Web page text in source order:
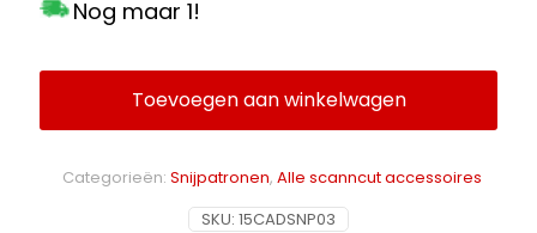
Nog maar 1!
Toevoegen aan winkelwagen
SKU: 15CADSNP03
Categorieën: Snijpatronen, Alle scanncut accessoires